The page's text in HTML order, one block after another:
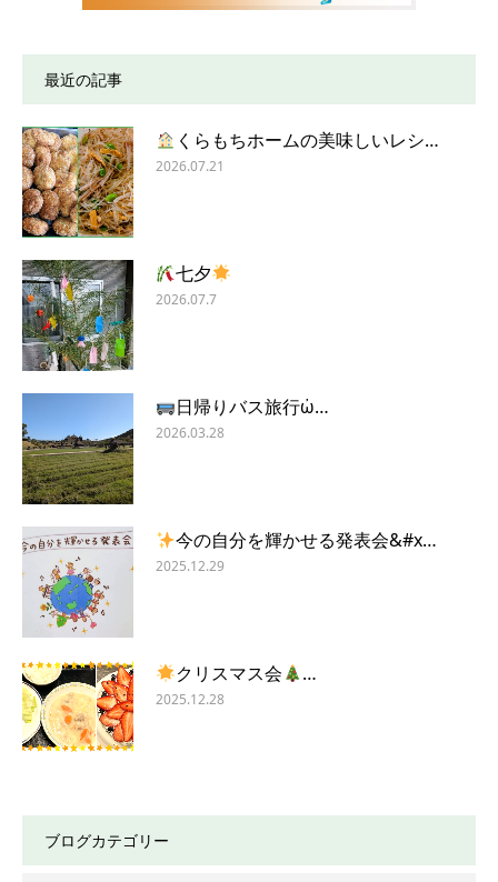
最近の記事
くらもちホームの美味しいレシ…
2026.07.21
七夕
2026.07.7
日帰りバス旅行ὠ…
2026.03.28
今の自分を輝かせる発表会&#x…
2025.12.29
クリスマス会 …
2025.12.28
ブログカテゴリー